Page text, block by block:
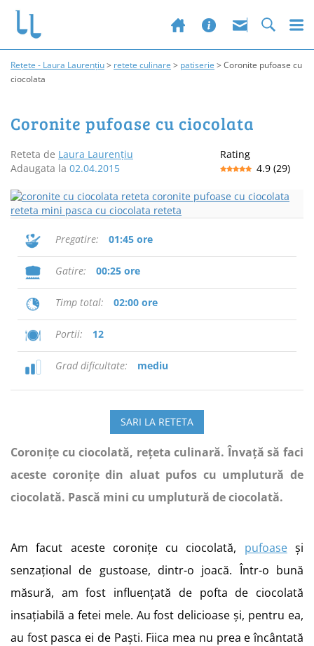
Rețete - Laura Laurențiu> retete culinare > patiserie > Coronite pufoase cu
ciocolata
Coronite pufoase cu ciocolata
Reteta de Laura Laurențiu
Adaugata la 02.04.2015
Rating
4.9 (29)
Pregatire 01:45 ore
Gatire 00:25 ore
Timp total 02:00 ore
Portii 12
Grad dificultate mediu
SARI LA RETETA
Coronițe cu ciocolată, rețeta culinară. Învață să faci
aceste coronițe din aluat pufos cu umplutură de
ciocolată. Pască mini cu umplutură de ciocolată.
Am facut aceste coronițe cu ciocolată, pufoaseși
senzațional de gustoase, dintr-o joacă. Într-o bună
măsură, am fost influențată de pofta de ciocolată
insațiabilă a fetei mele. Au fost delicioase și, pentru ea,
au fost pasca ei de Paști. Fiica mea nu prea e încântată